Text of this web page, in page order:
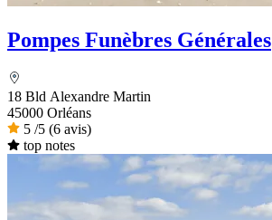
Pompes Funèbres Générales
18 Bld Alexandre Martin
45000 Orléans
5 /5 (6 avis)
top notes